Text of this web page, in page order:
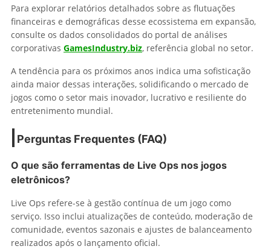
Para explorar relatórios detalhados sobre as flutuações
financeiras e demográficas desse ecossistema em expansão,
consulte os dados consolidados do portal de análises
corporativas GamesIndustry.biz, referência global no setor.
A tendência para os próximos anos indica uma sofisticação
ainda maior dessas interações, solidificando o mercado de
jogos como o setor mais inovador, lucrativo e resiliente do
entretenimento mundial.
Perguntas Frequentes (FAQ)
O que são ferramentas de Live Ops nos jogos
eletrônicos?
Live Ops refere-se à gestão contínua de um jogo como
serviço. Isso inclui atualizações de conteúdo, moderação de
comunidade, eventos sazonais e ajustes de balanceamento
realizados após o lançamento oficial.